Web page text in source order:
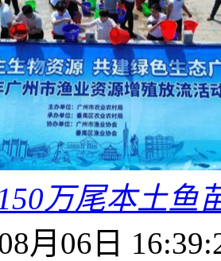
万尾本土鱼
月06日